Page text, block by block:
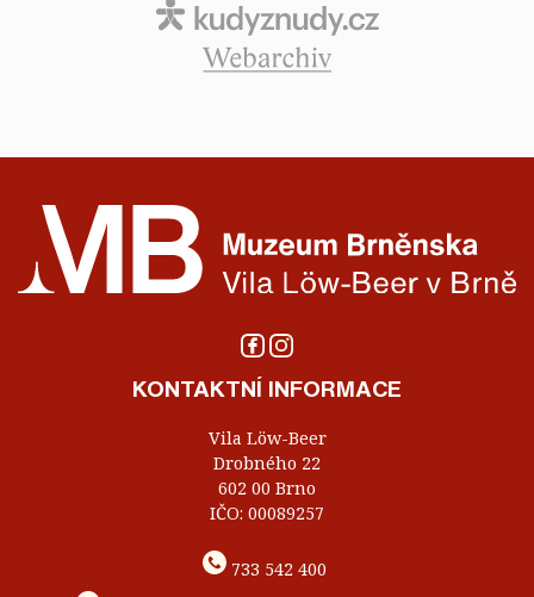
KONTAKTNÍ INFORMACE
Vila Löw-Beer
Drobného 22
602 00 Brno
IČO: 00089257
733 542 400